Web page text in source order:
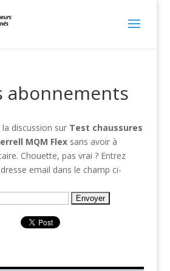
abonnements
discussion sur Test chaussures
MQM Flexsans avoir à
Chouette, pas vrai ? Entrez
email dans le champ ci-